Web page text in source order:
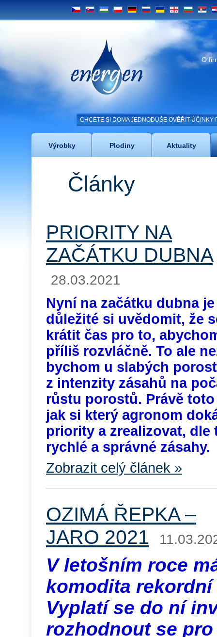
CS SK UZ PL DE RU UA GE BG SRB
Energen
O
CHCETE SI DOMA JEDNODUŠE OVĚŘIT
Výrobky Plodiny Aktuality
Články
PRIORITY NA
ZAČÁTKU DUBNA
28.03.2021
Nyní na začátku dubna je
důležité si uvědomit, že
krátit čas pro to,
příliš rozvláčně. To ale
bychom u slabých
z intenzity zásahů na
růstu porostů. Právě
jak si který agronom
priority a zrealizovat, dle
rychlé a správné zásahy.
Zobrazit celý článek »
OZIMÁ ŘEPKA –
JARO 2021
V letošním roce
komodita rekordní
Vyplatí se do ní
rozhodnout se